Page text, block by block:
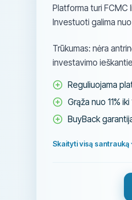
Platforma turi
Investuoti galima
Trūkumas: nėra
investavimo
Reguliuojama
Grąža nuo 11%
BuyBack
Skaityti visą santrauką